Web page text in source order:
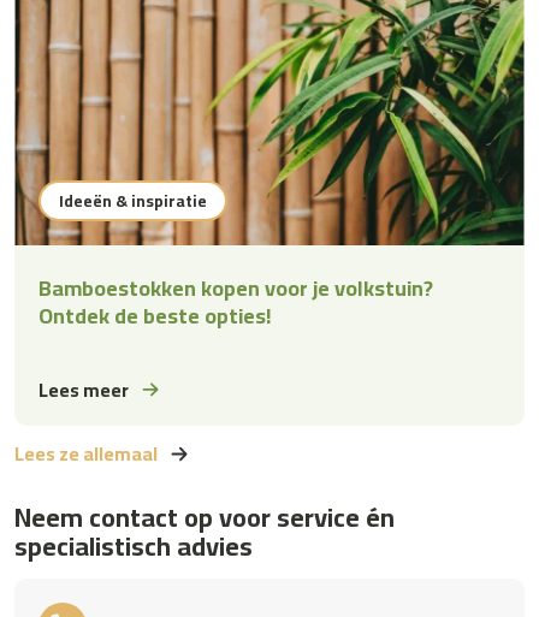
Ideeën & inspiratie
Bamboestokken kopen voor je volkstuin?
Ontdek de beste opties!
Lees meer
Lees ze allemaal
Neem contact op voor service én
specialistisch advies